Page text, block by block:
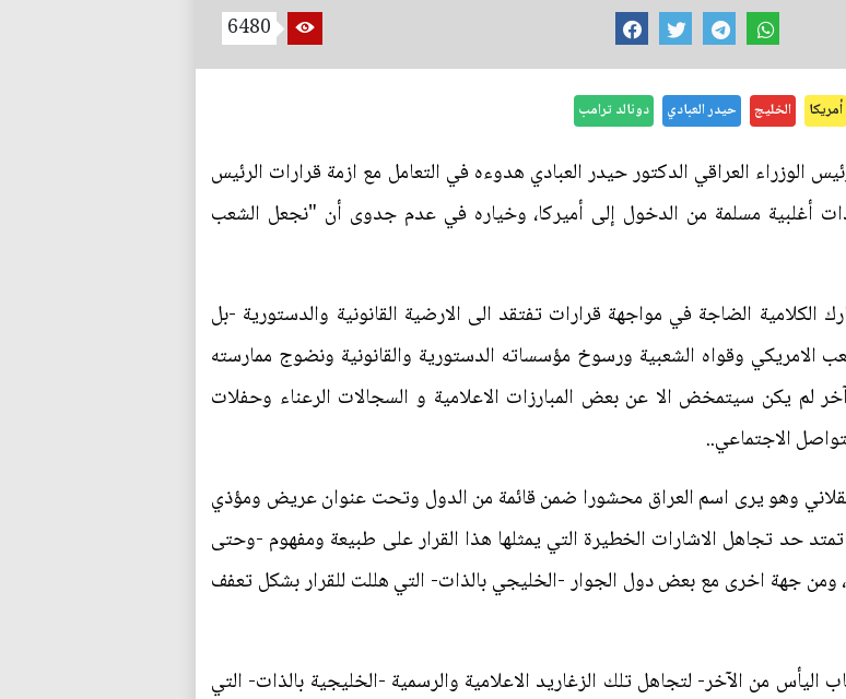
6480
أمريكا الخليج حيدر العبادي دونالد ترامب
العراقي الدكتور حيدر العبادي هدوءه في التعامل مع ازمة قرارات الرئيس
أغلبية مسلمة من الدخول إلى أميركا، وخياره في عدم جدوى أن "نجعل الشعب
الكلامية الضاجة في مواجهة قرارات تفتقد الى الارضية القانونية والدستورية -بل
الامريكي وقواه الشعبية ورسوخ مؤسساته الدستورية والقانونية ونضوج ممارسته
لم يكن سيتمخض الا عن بعض المبارزات الاعلامية و السجالات الرعناء وحفلات
الاجتماعي..
وهو يرى اسم العراق محشورا ضمن قائمة من الدول وتحت عنوان عريض ومؤذي
حد تجاهل الاشارات الخطيرة التي يمثلها هذا القرار على طبيعة ومفهوم -وحتى
ومن جهة اخرى مع بعض دول الجوار -الخليجي بالذات- التي هللت للقرار بشكل تعفف
من الآخر- لتجاهل تلك الزغاريد الاعلامية والرسمية -الخليجية بالذات- التي